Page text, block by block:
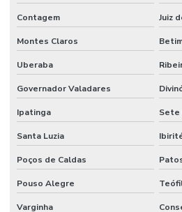
Limpeza Especializada Para Ambientes
Limpeza Profissional De Ambientes
Limpeza Profunda De Ambientes
Limpeza Profunda De Ambientes
Limpeza Técnica De Ambientes
Limpeza Técnica De Ambientes
Limpeza Técnica De Indústrias E
Manutenção corporativa
Contagem Juiz
Montes Claros
Uberaba
Governador Valadares
Ipatinga Sete
Santa Luzia
Poços de Caldas
Pouso Alegre
Varginha